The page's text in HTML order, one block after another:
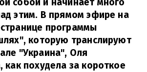
этим. В прямом эфире на
программы
которую транслируют
"Украина", Оля
как похудела за короткое